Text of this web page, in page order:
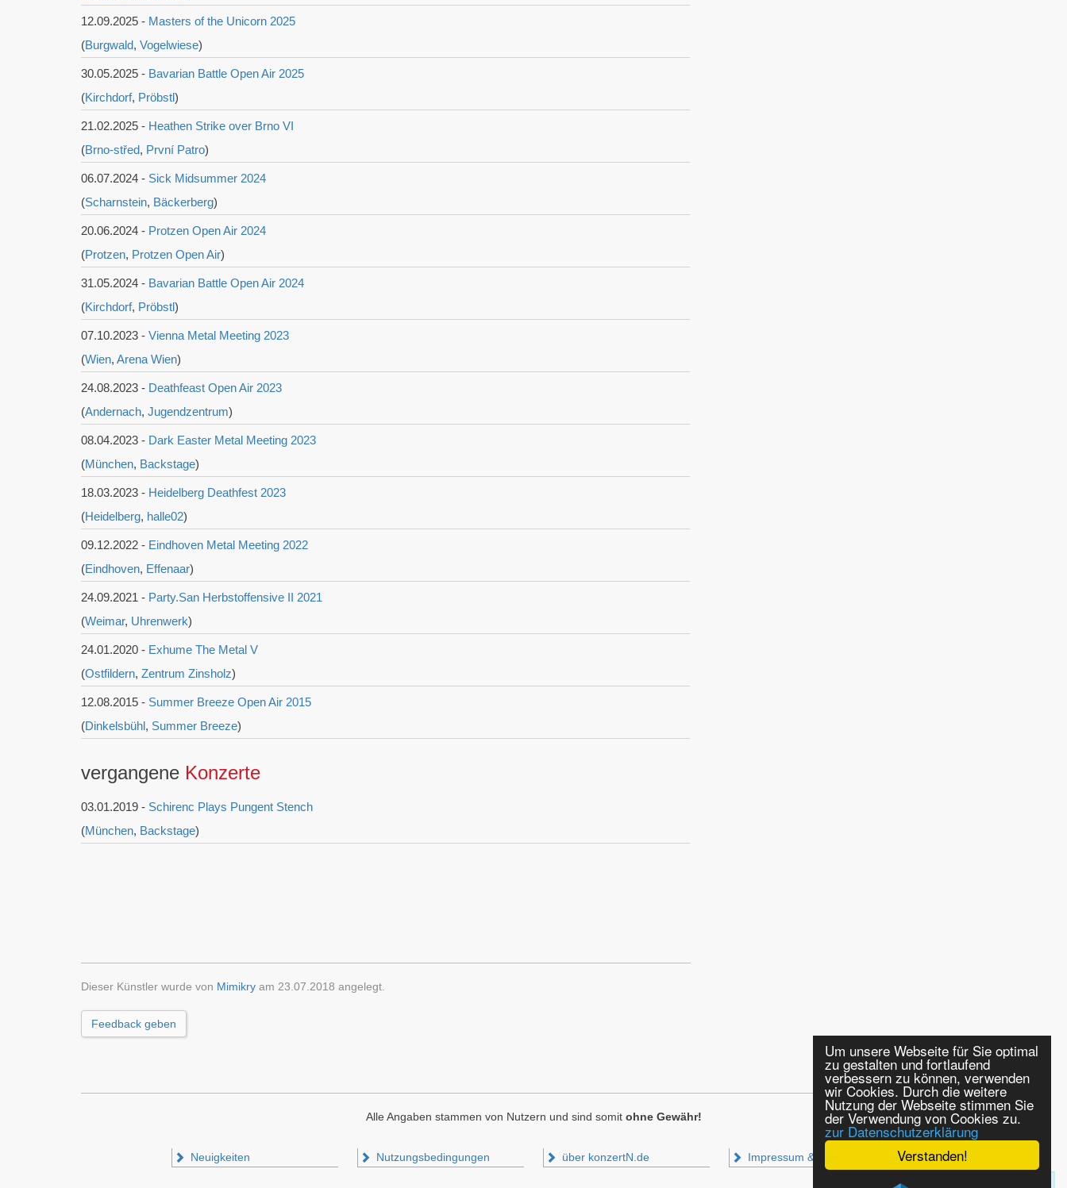
Verstanden!
Um unsere Webseite für Sie optimal
zu gestalten und fortlaufend
verbessern zu können, verwenden
wir Cookies. Durch die weitere
Nutzung der Webseite stimmen Sie
der Verwendung von Cookies zu.
zur Datenschutzerklärung
12.09.2025 - Masters of the Unicorn 2025
(Burgwald, Vogelwiese)
30.05.2025 - Bavarian Battle Open Air 2025
(Kirchdorf, Pröbstl)
21.02.2025 - Heathen Strike over Brno VI
(Brno-střed, První Patro)
06.07.2024 - Sick Midsummer 2024
(Scharnstein, Bäckerberg)
20.06.2024 - Protzen Open Air 2024
(Protzen, Protzen Open Air)
31.05.2024 - Bavarian Battle Open Air 2024
(Kirchdorf, Pröbstl)
07.10.2023 - Vienna Metal Meeting 2023
(Wien, Arena Wien)
24.08.2023 - Deathfeast Open Air 2023
(Andernach, Jugendzentrum)
08.04.2023 - Dark Easter Metal Meeting 2023
(München, Backstage)
18.03.2023 - Heidelberg Deathfest 2023
(Heidelberg, halle02)
09.12.2022 - Eindhoven Metal Meeting 2022
(Eindhoven, Effenaar)
24.09.2021 - Party.San Herbstoffensive II 2021
(Weimar, Uhrenwerk)
24.01.2020 - Exhume The Metal V
(Ostfildern, Zentrum Zinsholz)
12.08.2015 - Summer Breeze Open Air 2015
(Dinkelsbühl, Summer Breeze)
vergangene Konzerte
03.01.2019 - Schirenc Plays Pungent Stench
(München, Backstage)
Dieser Künstler wurde von Mimikry am 23.07.2018 angelegt.
Feedback geben
Alle Angaben stammen von Nutzern und sind somit ohne Gewähr!
Neuigkeiten Nutzungsbedingungen über konzertN.de Impressum & Datenschutz